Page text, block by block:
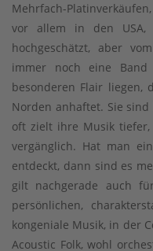
Mehrfach-
vor allem in den USA,
hochgeschätzt, aber
immer noch eine
besonderen Flair liegen,
Norden anhaftet. Sie
oft zielt ihre Musik
vergänglich. Hat man
entdeckt, dann sind es
gilt nachgerade auch
persönlichen,
kongeniale Musik, in der
Acoustic Folk, wohl